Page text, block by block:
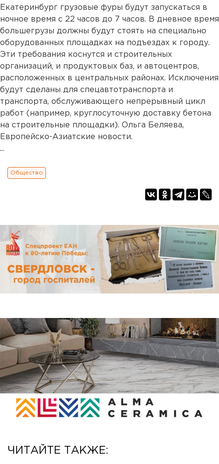
Екатеринбург грузовые фуры будут запускаться в
ночное время с 22 часов до 7 часов. В дневное время
большегрузы должны будут стоять на специально
оборудованных площадках на подъездах к городу.
Эти требования коснутся и строительных
организаций, и продуктовых баз, и автоцентров,
расположенных в центральных районах. Исключения
будут сделаны для спецавтотранспорта и
транспорта, обслуживающего непрерывный цикл
работ (например, круглосуточную доставку бетона
на строительные площадки). Ольга Беляева,
Европейско-Азиатские новости.
...
Общество
ЧИТАЙТЕ ТАКЖЕ: